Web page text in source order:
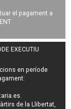
el pagament a
EXECUTIU
en període
:
.
de la Llibertat,